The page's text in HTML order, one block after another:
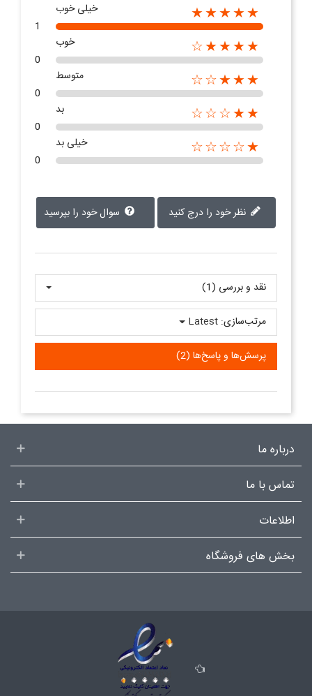
★★★★★
خیلی خوب
1
★★★★☆
خوب
0
★★★☆☆
متوسط
0
★★☆☆☆
بد
0
★☆☆☆☆
خیلی بد
0
سوال خود را بپرسید
نقد و بررسی‌‌ (1)
پرسش‌ها و پاسخ‌ها (2)
مرتب‌سازی: Latest
درباره ما
تماس با ما
اطلاعات
بخش های فروشگاه